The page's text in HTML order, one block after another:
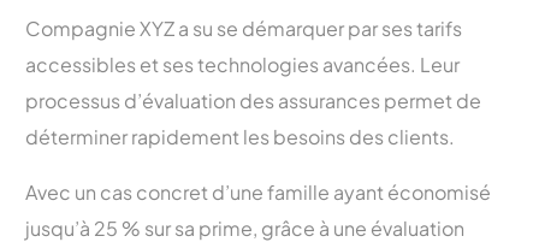
Compagnie XYZ a su se démarquer par ses tarifs
accessibles et ses technologies avancées. Leur
processus d’évaluation des assurances permet de
déterminer rapidement les besoins des clients.
Avec un cas concret d’une famille ayant économisé
jusqu’à 25 % sur sa prime, grâce à une évaluation